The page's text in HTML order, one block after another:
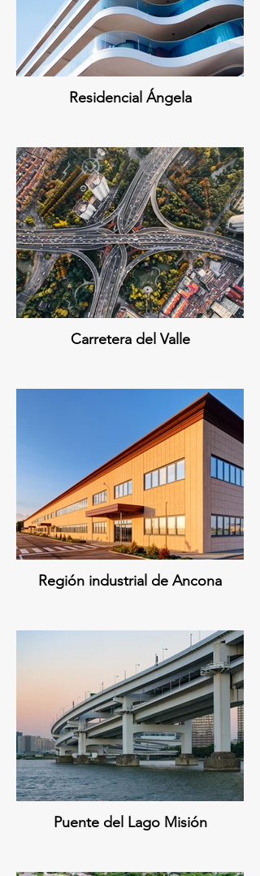
Residencial Ángela
Carretera del Valle
Región industrial de Ancona
Puente del Lago Misión